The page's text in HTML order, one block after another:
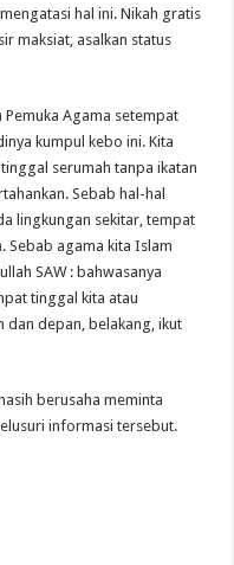
hal ini. Nikah gratis
maksiat, asalkan status
Pemuka Agama setempat
kumpul kebo ini. Kita
serumah tanpa ikatan
Sebab hal-hal
lingkungan sekitar, tempat
Sebab agama kita Islam
SAW : bahwasanya
tinggal kita atau
dan depan, belakang, ikut
berusaha meminta
informasi tersebut.